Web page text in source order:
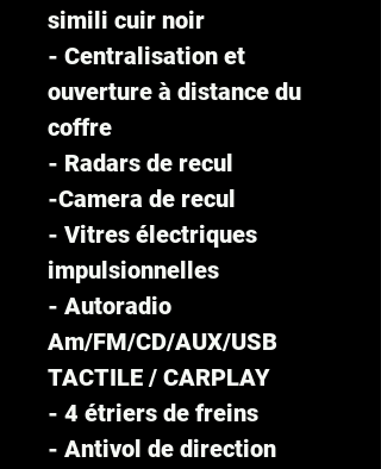
simili cuir noir
- Centralisation et
ouverture à distance du
coffre
- Radars de recul
-Camera de recul
- Vitres électriques
impulsionnelles
- Autoradio
Am/FM/CD/AUX/USB
TACTILE / CARPLAY
- 4 étriers de freins
- Antivol de direction